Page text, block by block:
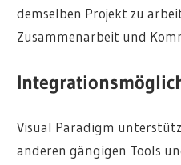
demselben Projekt zu
Zusammenarbeit und
Visual Paradigm
anderen gängigen Tools